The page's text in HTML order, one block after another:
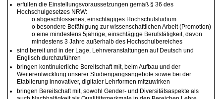
erfüllen die Einstellungsvoraussetzungen gemäß § 36 des
Hochschulgesetzes NRW:
o abgeschlossenes, einschlägiges Hochschulstudium
o besondere Befähigung zur wissenschaftlichen Arbeit (Promotion)
o eine mindestens 5jährige, einschlägige Berufstätigkeit, davon
mindestens 3 Jahre außerhalb des Hochschulbereiches
sind bereit und in der Lage, Lehrveranstaltungen auf Deutsch und
Englisch durchzuführen
bringen kontinuierliche Bereitschaft mit, beim Aufbau und der
Weiterentwicklung unserer Studiengangsangebote sowie bei der
Etablierung innovativer, digitaler Lehrformen mitzuwirken
bringen Bereitschaft mit, sowohl Gender- und Diversitätsaspekte als